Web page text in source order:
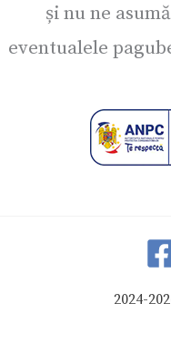
și nu ne
eventualele
2024-